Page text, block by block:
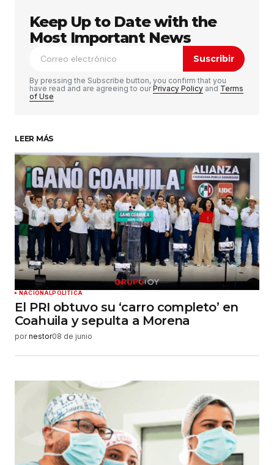
Keep Up to Date with the
Most Important News
Suscribir
By pressing the Subscribe button, you confirm that you
have read and are agreeing to ourPrivacy Policy and Terms
of Use
LEER MÁS
NACIONALPOLÍTICA
El PRI obtuvo su ‘carro completo’ en
Coahuila y sepulta a Morena
por nestor08 de junio